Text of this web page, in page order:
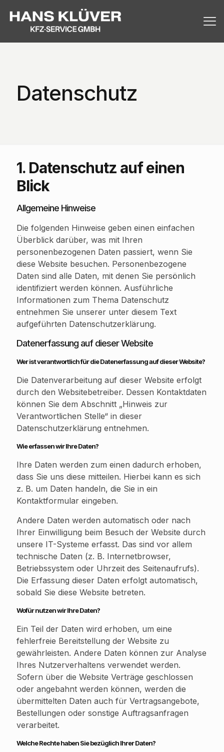
Datenschutz
1. Datenschutz auf einen
Blick
Allgemeine Hinweise
Die folgenden Hinweise geben einen einfachen
Überblick darüber, was mit Ihren
personenbezogenen Daten passiert, wenn Sie
diese Website besuchen. Personenbezogene
Daten sind alle Daten, mit denen Sie persönlich
identifiziert werden können. Ausführliche
Informationen zum Thema Datenschutz
entnehmen Sie unserer unter diesem Text
aufgeführten Datenschutzerklärung.
Datenerfassung auf dieser Website
Wer ist verantwortlich für die Datenerfassung auf dieser Website?
Die Datenverarbeitung auf dieser Website erfolgt
durch den Websitebetreiber. Dessen Kontaktdaten
können Sie dem Abschnitt „Hinweis zur
Verantwortlichen Stelle“ in dieser
Datenschutzerklärung entnehmen.
Wie erfassen wir Ihre Daten?
Ihre Daten werden zum einen dadurch erhoben,
dass Sie uns diese mitteilen. Hierbei kann es sich
z. B. um Daten handeln, die Sie in ein
Kontaktformular eingeben.
Andere Daten werden automatisch oder nach
Ihrer Einwilligung beim Besuch der Website durch
unsere IT-Systeme erfasst. Das sind vor allem
technische Daten (z. B. Internetbrowser,
Betriebssystem oder Uhrzeit des Seitenaufrufs).
Die Erfassung dieser Daten erfolgt automatisch,
sobald Sie diese Website betreten.
Wofür nutzen wir Ihre Daten?
Ein Teil der Daten wird erhoben, um eine
fehlerfreie Bereitstellung der Website zu
gewährleisten. Andere Daten können zur Analyse
Ihres Nutzerverhaltens verwendet werden.
Sofern über die Website Verträge geschlossen
oder angebahnt werden können, werden die
übermittelten Daten auch für Vertragsangebote,
Bestellungen oder sonstige Auftragsanfragen
verarbeitet.
Welche Rechte haben Sie bezüglich Ihrer Daten?